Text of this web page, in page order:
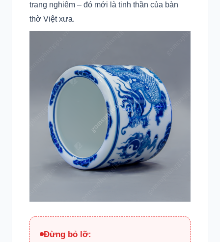
trang nghiêm – đó mới là tinh thần của bàn
thờ Việt xưa.
Đừng bỏ lỡ: